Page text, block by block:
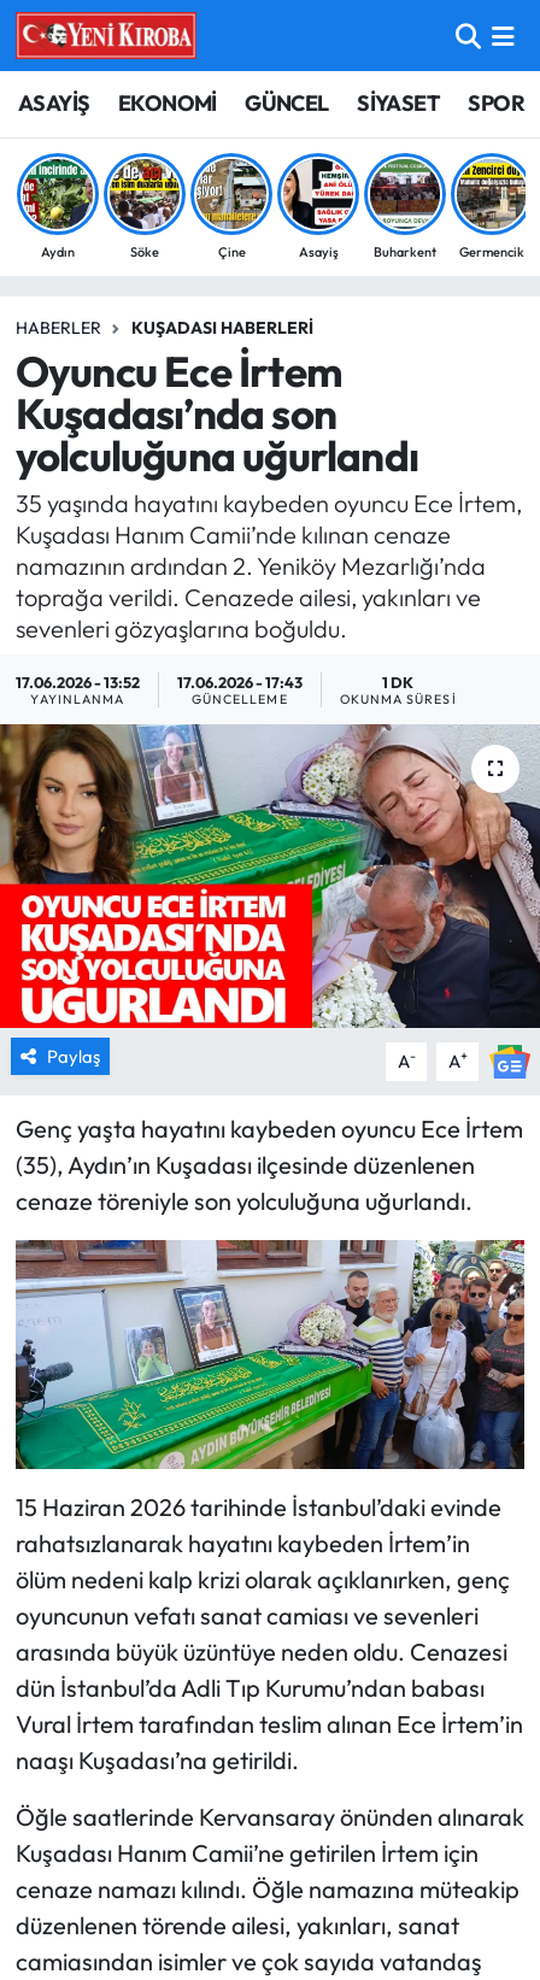
ASAYİŞ EKONOMİ GÜNCEL SİYASET SPOR
Aydın Söke Çine Asayiş Buharkent Germencik
HABERLER KUŞADASI HABERLERI
Oyuncu Ece İrtem
Kuşadası’nda son
yolculuğuna uğurlandı
35 yaşında hayatını kaybeden oyuncu Ece İrtem,
Kuşadası Hanım Camii’nde kılınan cenaze
namazının ardından 2. Yeniköy Mezarlığı’nda
toprağa verildi. Cenazede ailesi, yakınları ve
sevenleri gözyaşlarına boğuldu.
17.06.2026 - 13:52
YAYINLANMA
17.06.2026 - 17:43
GÜNCELLEME
1 DK
OKUNMA SÜRESI
Paylaş A- A+
Genç yaşta hayatını kaybeden oyuncu Ece İrtem
(35), Aydın’ın Kuşadası ilçesinde düzenlenen
cenaze töreniyle son yolculuğuna uğurlandı.
15 Haziran 2026 tarihinde İstanbul’daki evinde
rahatsızlanarak hayatını kaybeden İrtem’in
ölüm nedeni kalp krizi olarak açıklanırken, genç
oyuncunun vefatı sanat camiası ve sevenleri
arasında büyük üzüntüye neden oldu. Cenazesi
dün İstanbul’da Adli Tıp Kurumu’ndan babası
Vural İrtem tarafından teslim alınan Ece İrtem’in
naaşı Kuşadası’na getirildi.
Öğle saatlerinde Kervansaray önünden alınarak
Kuşadası Hanım Camii’ne getirilen İrtem için
cenaze namazı kılındı. Öğle namazına müteakip
düzenlenen törende ailesi, yakınları, sanat
camiasından isimler ve çok sayıda vatandaş
ASAYİŞ
BİLİM-TEKNOLOJİ
ÇEVRE
EĞİTİM
EKONOMİ
GÜNCEL
GÜNDEM
MAGAZİN
SAĞLIK
SİYASET
SPOR
TARIM
TURİZM
YAŞAM
RESMİ İLANLAR
HABER İLAN
Aydın Nöbetçi Eczaneler
Aydın Hava Durumu
Aydin Namaz Vakitleri
Süper Lig Puan Durumu ve Fikstür
Tüm Manşetler
Son Dakika Haberleri
Haber Arşivi